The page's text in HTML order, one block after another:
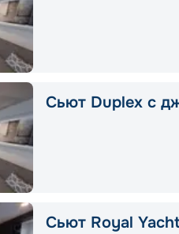
Сьют Duplex с
Сьют Royal